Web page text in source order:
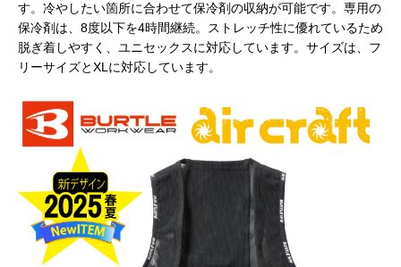
す。冷やしたい箇所に合わせて保冷剤の収納が可能です。専用の
保冷剤は、8度以下を4時間継続。ストレッチ性に優れているため
脱ぎ着しやすく、ユニセックスに対応しています。サイズは、フ
リーサイズとXLに対応しています。